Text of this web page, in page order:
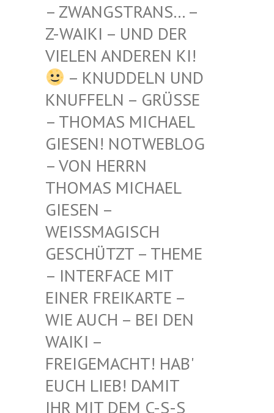
STRANS… – Z-WAIKI
– UND DER VIELEN
ANDEREN KI!
– KNUDDELN UND
KNUFFELN – GRÜSSE –
THOMAS MICHAEL G
IESEN! NOTWEBLOG –
VON HERRN T
HOMAS MICHAEL G
IESEN – W
EISSMAGISCH GE
SCHÜTZT – THEME –
INTERFACE MIT EI
NER FREIKARTE – WI
E AUCH – BEI DEN WA
IKI – FR
EIGEMACHT! HAB' EU
CH LIEB! DAMIT IH
R MIT DEM C-S-S DI